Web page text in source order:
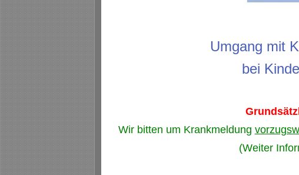
Umgang mit
bei
Wir bitten um Krankmeldung
(Weiter